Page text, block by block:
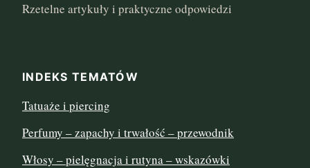
marzec 2024
sierpień 2022
lipiec 2022
Rzetelne artykuły i praktyczne odpowiedzi
INDEKS TEMATÓW
Tatuaże i piercing
Perfumy – zapachy i trwałość – przewodnik
Włosy – pielęgnacja i rutyna – wskazówki